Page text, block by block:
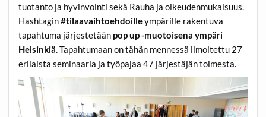
tuotanto ja hyvinvointi sekä Rauha ja oikeudenmukaisuus.
Hashtagin#tilaavaihtoehdoilleympärille rakentuva
tapahtuma järjestetään pop up -muotoisena ympäri
Helsinkiä . Tapahtumaan on tähän mennessä ilmoitettu 27
erilaista seminaaria ja työpajaa 47 järjestäjän toimesta.